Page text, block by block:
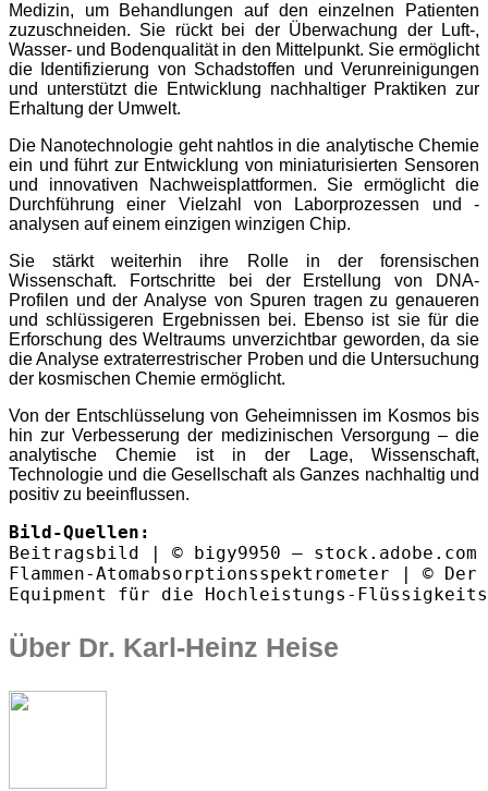
Medizin, um Behandlungen auf den einzelnen Patienten
zuzuschneiden. Sie rückt bei der Überwachung der Luft-,
Wasser- und Bodenqualität in den Mittelpunkt. Sie ermöglicht
die Identifizierung von Schadstoffen und Verunreinigungen
und unterstützt die Entwicklung nachhaltiger Praktiken zur
Erhaltung der Umwelt.
Die Nanotechnologie geht nahtlos in die analytische Chemie
ein und führt zur Entwicklung von miniaturisierten Sensoren
und innovativen Nachweisplattformen. Sie ermöglicht die
Durchführung einer Vielzahl von Laborprozessen und -
analysen auf einem einzigen winzigen Chip.
Sie stärkt weiterhin ihre Rolle in der forensischen
Wissenschaft. Fortschritte bei der Erstellung von DNA-
Profilen und der Analyse von Spuren tragen zu genaueren
und schlüssigeren Ergebnissen bei. Ebenso ist sie für die
Erforschung des Weltraums unverzichtbar geworden, da sie
die Analyse extraterrestrischer Proben und die Untersuchung
der kosmischen Chemie ermöglicht.
Von der Entschlüsselung von Geheimnissen im Kosmos bis
hin zur Verbesserung der medizinischen Versorgung – die
analytische Chemie ist in der Lage, Wissenschaft,
Technologie und die Gesellschaft als Ganzes nachhaltig und
positiv zu beeinflussen.
Beitragsbild | © bigy9950 – stock.adobe.com
Flammen-Atomabsorptionsspektrometer | ©
Equipment für die Hochleistungs-
Über Dr. Karl-Heinz Heise